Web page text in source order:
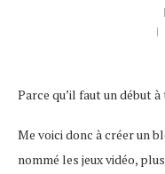
Parce qu’il faut un début
Me voici donc à créer un
nommé les jeux vidéo,